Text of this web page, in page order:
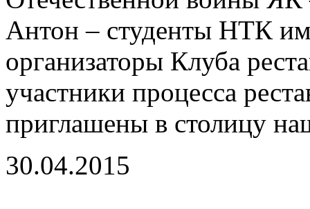
Антон – студенты НТК
организаторы Клуба
участники процесса
приглашены в столицу
30.04.2015